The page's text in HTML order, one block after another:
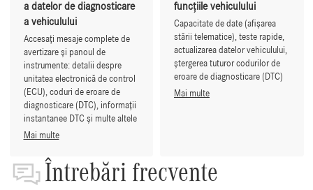
a datelor de diagnosticare
a vehiculului
Accesați mesaje complete de
avertizare și panoul de
instrumente: detalii despre
unitatea electronică de control
(ECU), coduri de eroare de
diagnosticare (DTC), informații
instantanee DTC și multe altele
Mai multe
funcțiile vehiculului
Capacitate de date (afișarea
stării telematice), teste rapide,
actualizarea datelor vehiculului,
ștergerea tuturor codurilor de
eroare de diagnosticare (DTC)
Mai multe
Întrebări frecvente